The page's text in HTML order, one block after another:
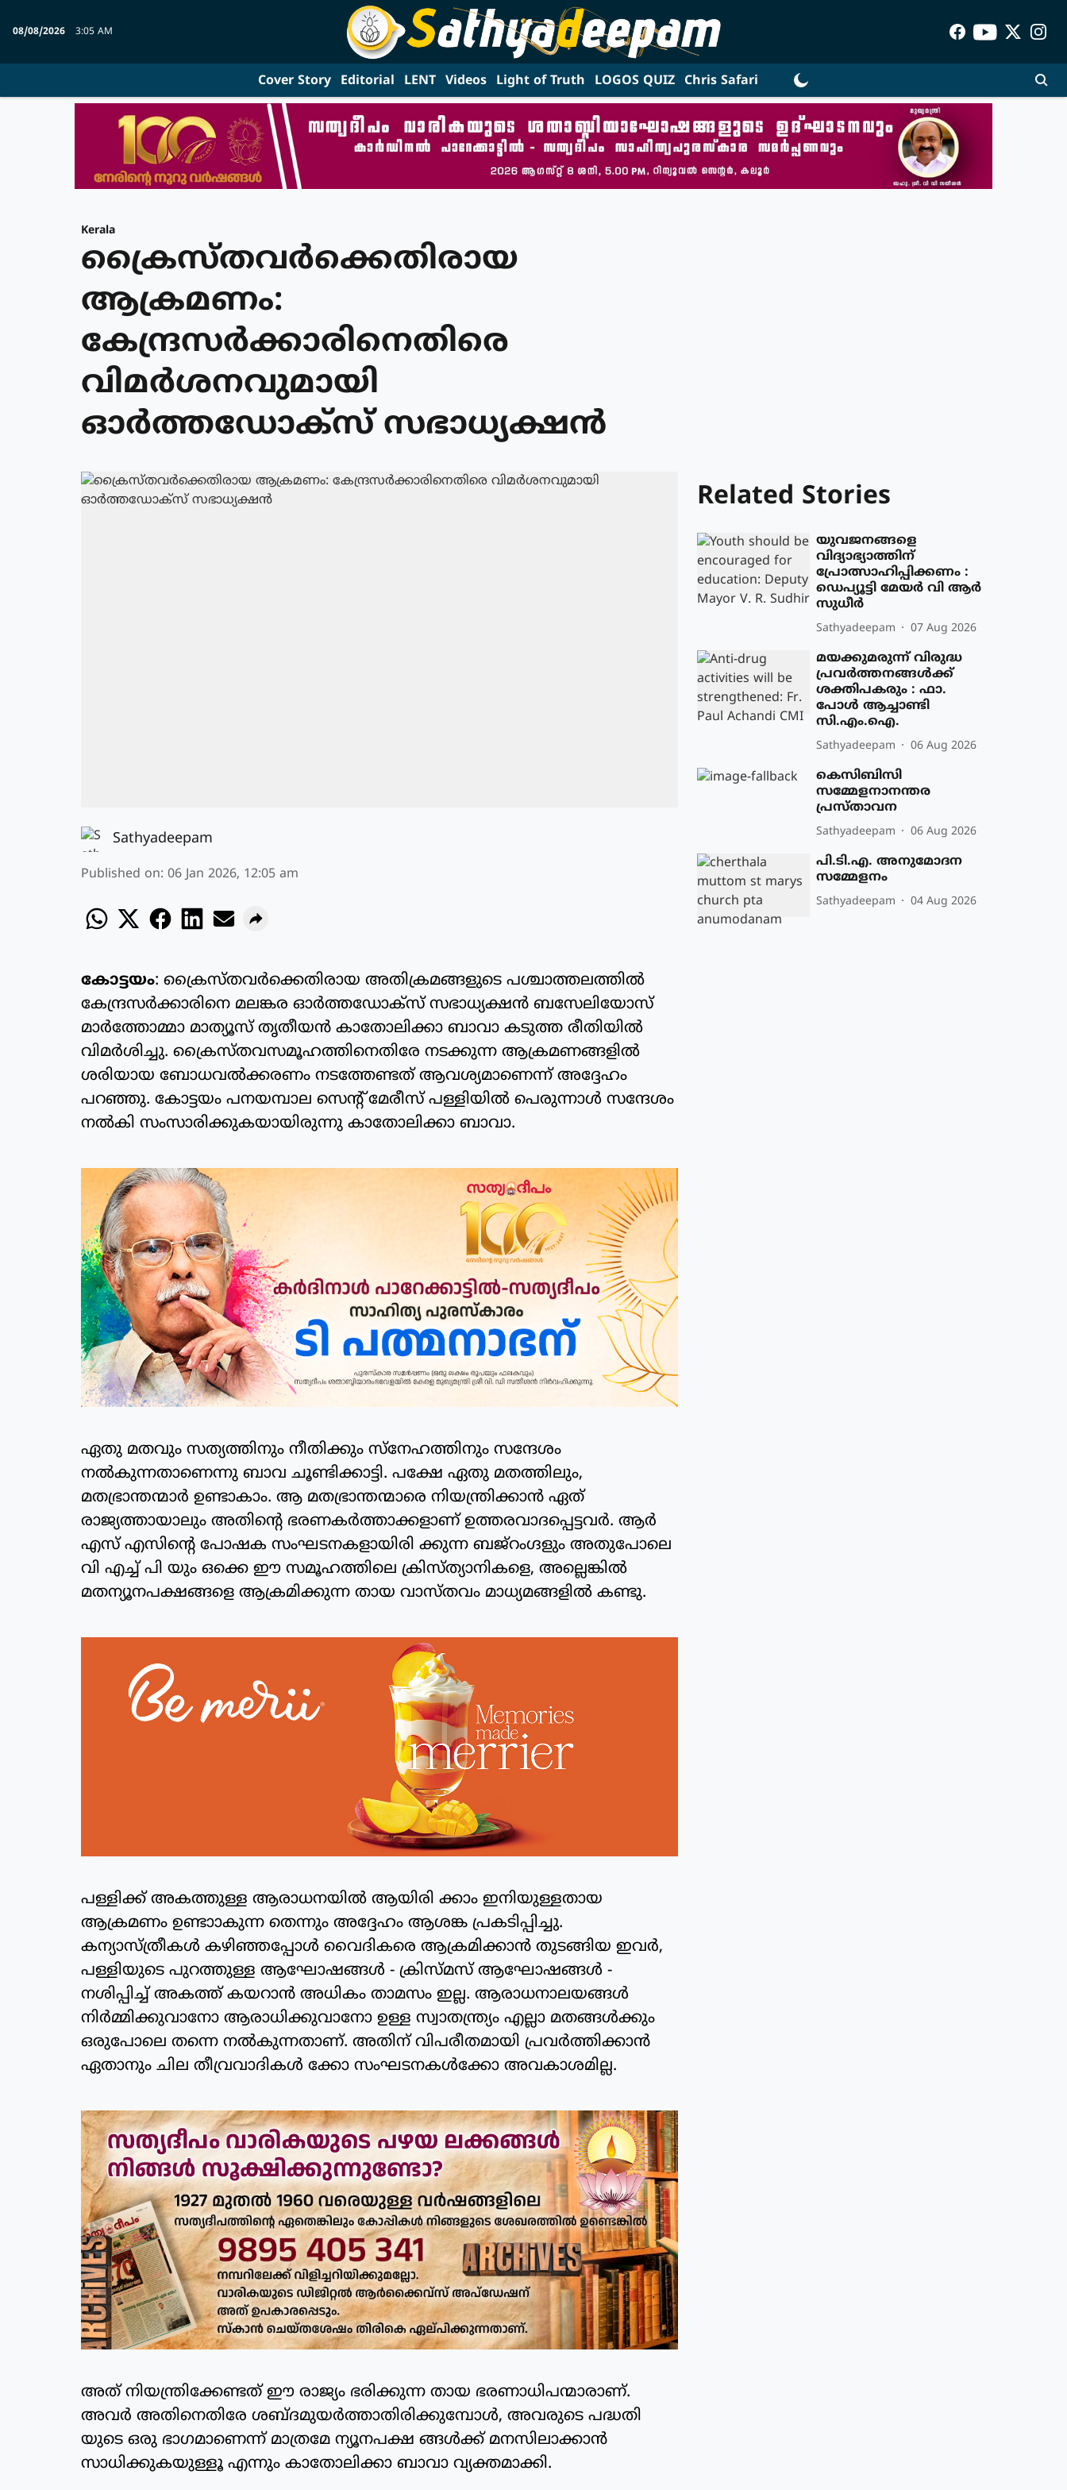
08/08/2026 3:05 AM
Cover Story Editorial LENT Videos Light of Truth LOGOS QUIZ Chris Safari
Kerala
ക്രൈസ്തവര്‍ക്കെതിരായ
ആക്രമണം:
കേന്ദ്രസര്‍ക്കാരിനെതിരെ
വിമര്‍ശനവുമായി
ഓര്‍ത്തഡോക്‌സ് സഭാധ്യക്ഷന്‍
Sathyadeepam
Published on: 06 Jan 2026, 12:05 am
കോട്ടയം: ക്രൈസ്തവര്‍ക്കെതിരായ അതിക്രമങ്ങളുടെ പശ്ചാത്തലത്തില്‍
കേന്ദ്രസര്‍ക്കാരിനെ മലങ്കര ഓര്‍ത്തഡോക്‌സ് സഭാധ്യക്ഷന്‍ ബസേലിയോസ്
മാര്‍ത്തോമ്മാ മാത്യൂസ് തൃതീയന്‍ കാതോലിക്കാ ബാവാ കടുത്ത രീതിയില്‍
വിമര്‍ശിച്ചു. ക്രൈസ്തവസമൂഹത്തിനെതിരേ നടക്കുന്ന ആക്രമണങ്ങളില്‍
ശരിയായ ബോധവല്‍ക്കരണം നടത്തേണ്ടത് ആവശ്യമാണെന്ന് അദ്ദേഹം
പറഞ്ഞു. കോട്ടയം പനയമ്പാല സെന്റ് മേരീസ് പള്ളിയില്‍ പെരുന്നാള്‍ സന്ദേശം
നല്‍കി സംസാരിക്കുകയായിരുന്നു കാതോലിക്കാ ബാവാ.
ഏതു മതവും സത്യത്തിനും നീതിക്കും സ്‌നേഹത്തിനും സന്ദേശം
നല്‍കുന്നതാണെന്നു ബാവ ചൂണ്ടിക്കാട്ടി. പക്ഷേ ഏതു മതത്തിലും,
മതഭ്രാന്തന്മാര്‍ ഉണ്ടാകാം. ആ മതഭ്രാന്തന്മാരെ നിയന്ത്രിക്കാന്‍ ഏത്
രാജ്യത്തായാലും അതിന്റെ ഭരണകര്‍ത്താക്കളാണ് ഉത്തരവാദപ്പെട്ടവര്‍. ആര്‍
എസ് എസിന്റെ പോഷക സംഘടനകളായിരി ക്കുന്ന ബജ്‌റംഗ്ദളും അതുപോലെ
വി എച്ച് പി യും ഒക്കെ ഈ സമൂഹത്തിലെ ക്രിസ്ത്യാനികളെ, അല്ലെങ്കില്‍
മതന്യൂനപക്ഷങ്ങളെ ആക്രമിക്കുന്ന തായ വാസ്തവം മാധ്യമങ്ങളില്‍ കണ്ടു.
പള്ളിക്ക് അകത്തുള്ള ആരാധനയില്‍ ആയിരി ക്കാം ഇനിയുള്ളതായ
ആക്രമണം ഉണ്ടാാകുന്ന തെന്നും അദ്ദേഹം ആശങ്ക പ്രകടിപ്പിച്ചു.
കന്യാസ്ത്രീകള്‍ കഴിഞ്ഞപ്പോള്‍ വൈദികരെ ആക്രമിക്കാന്‍ തുടങ്ങിയ ഇവര്‍,
പള്ളിയുടെ പുറത്തുള്ള ആഘോഷങ്ങള്‍ - ക്രിസ്മസ് ആഘോഷങ്ങള്‍ -
നശിപ്പിച്ച് അകത്ത് കയറാന്‍ അധികം താമസം ഇല്ല. ആരാധനാലയങ്ങള്‍
നിര്‍മ്മിക്കുവാനോ ആരാധിക്കുവാനോ ഉള്ള സ്വാതന്ത്ര്യം എല്ലാ മതങ്ങള്‍ക്കും
ഒരുപോലെ തന്നെ നല്‍കുന്നതാണ്. അതിന് വിപരീതമായി പ്രവര്‍ത്തിക്കാന്‍
ഏതാനും ചില തീവ്രവാദികള്‍ ക്കോ സംഘടനകള്‍ക്കോ അവകാശമില്ല.
അത് നിയന്ത്രിക്കേണ്ടത് ഈ രാജ്യം ഭരിക്കുന്ന തായ ഭരണാധിപന്മാരാണ്.
അവര്‍ അതിനെതിരേ ശബ്ദമുയര്‍ത്താതിരിക്കുമ്പോള്‍, അവരുടെ പദ്ധതി
യുടെ ഒരു ഭാഗമാണെന്ന് മാത്രമേ ന്യൂനപക്ഷ ങ്ങള്‍ക്ക് മനസിലാക്കാന്‍
സാധിക്കുകയുള്ളൂ എന്നും കാതോലിക്കാ ബാവാ വ്യക്തമാക്കി.
Related Stories
യുവജനങ്ങളെ
വിദ്യാഭ്യാത്തിന്
പ്രോത്സാഹിപ്പിക്കണം :
ഡെപ്യൂട്ടി മേയർ വി ആർ
സുധീർ
Sathyadeepam 07 Aug 2026
മയക്കുമരുന്ന് വിരുദ്ധ
പ്രവർത്തനങ്ങൾക്ക്
ശക്തിപകരും : ഫാ.
പോൾ ആച്ചാണ്ടി
സി.എം.ഐ.
Sathyadeepam 06 Aug 2026
കെസിബിസി
സമ്മേളനാനന്തര
പ്രസ്താവന
Sathyadeepam 06 Aug 2026
പി.ടി.എ. അനുമോദന
സമ്മേളനം
Sathyadeepam 04 Aug 2026